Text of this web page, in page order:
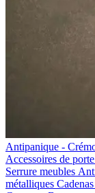
Antipanique -
Accessoires de porte
Serrure meubles
métalliques